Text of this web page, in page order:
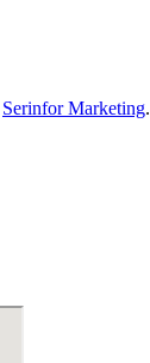
Serinfor Marketing.